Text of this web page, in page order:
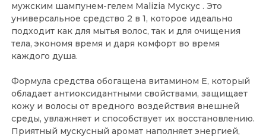
мужским шампунем-гелем Malizia Мускус . Это
универсальное средство 2 в 1, которое идеально
подходит как для мытья волос, так и для очищения
тела, экономя время и даря комфорт во время
каждого душа.
Формула средства обогащена витамином Е, который
обладает антиоксидантными свойствами, защищает
кожу и волосы от вредного воздействия внешней
среды, увлажняет и способствует их восстановлению.
Приятный мускусный аромат наполняет энергией,